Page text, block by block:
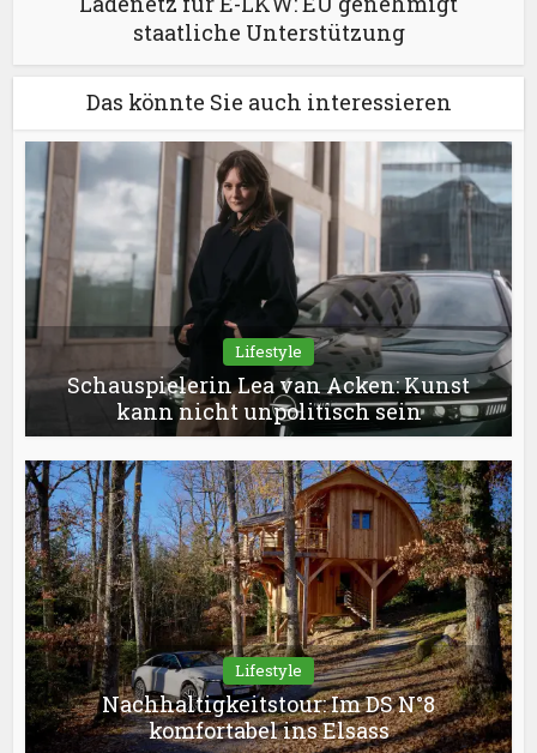
staatliche Unterstützung
Das könnte Sie auch interessieren
Lifestyle
Schauspielerin Lea van Acken: Kunst
kann nicht unpolitisch sein
Lifestyle
Nachhaltigkeitstour: Im DS N°8
komfortabel ins Elsass